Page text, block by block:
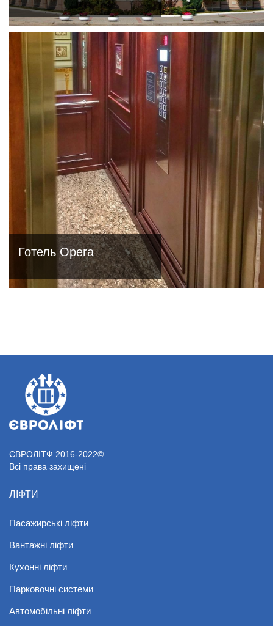
Готель Opera
ЄВРОЛІТФ 2016-2022©
Всі права захищені
ЛІФТИ
Пасажирські ліфти
Вантажні ліфти
Кухонні ліфти
Парковочні системи
Автомобільні ліфти